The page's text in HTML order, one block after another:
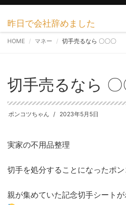
昨日で会社辞めました
HOME マネー 切手売るなら 〇〇〇
切手売るなら 〇
ポンコツちゃん 2023年5月5日
実家の不用品整理
切手を処分することになったポ
親が集めていた記念切手シート